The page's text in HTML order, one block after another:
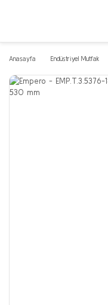
Anasayfa Endüstriyel Mutfak